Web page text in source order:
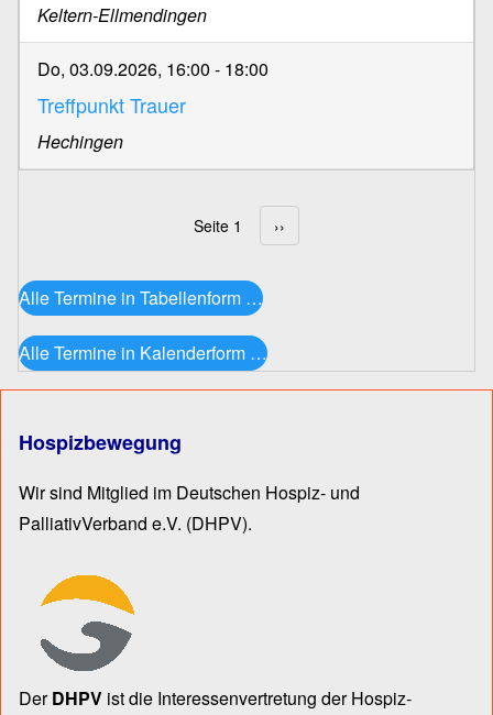
Keltern-Ellmendingen
Do, 03.09.2026, 16:00 - 18:00
Treffpunkt Trauer
Hechingen
Seitennummerierung
Seite 1 Nächste Seite
››
Alle Termine in Tabellenform …
Alle Termine in Kalenderform …
Hospizbewegung
Wir sind Mitglied im Deutschen Hospiz- und
PalliativVerband e.V. (DHPV).
DerDHPV ist die Inter­essen­ver­tre­tung der Hospiz­